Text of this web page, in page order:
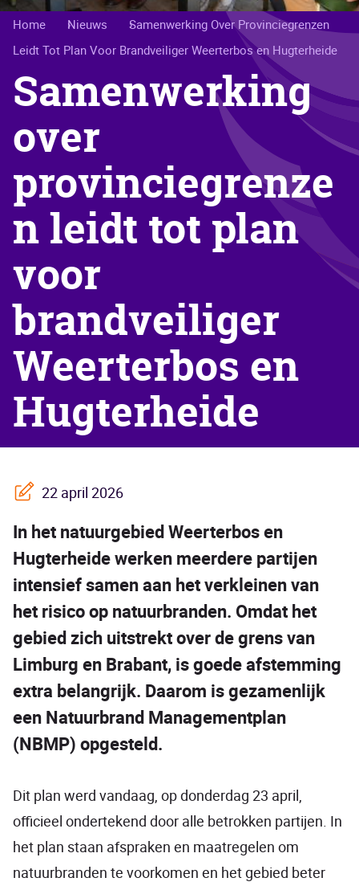
Kruimelpad
Home Nieuws
Samenwerking Over Provinciegrenzen
Leidt Tot Plan Voor Brandveiliger Weerterbos en Hugterheide
Samenwerking
over
provinciegrenze
n leidt tot plan
voor
brandveiliger
Weerterbos en
Hugterheide
22 april 2026
In het natuurgebied Weerterbos en
Hugterheide werken meerdere partijen
intensief samen aan het verkleinen van
het risico op natuurbranden. Omdat het
gebied zich uitstrekt over de grens van
Limburg en Brabant, is goede afstemming
extra belangrijk. Daarom is gezamenlijk
een Natuurbrand Managementplan
(NBMP) opgesteld.
Dit plan werd vandaag, op donderdag 23 april,
officieel ondertekend door alle betrokken partijen. In
het plan staan afspraken en maatregelen om
natuurbranden te voorkomen en het gebied beter